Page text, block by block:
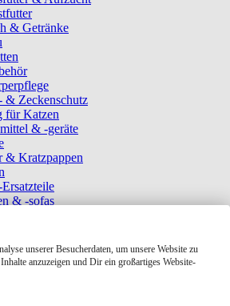
& Getränke
& Zeckenschutz
für Katzen
& -geräte
& Kratzpappen
& -sofas
& Fensterliegeplätze
& -matten
unserer Besucherdaten, um unsere Website zu
anzuzeigen und Dir ein großartiges Website-